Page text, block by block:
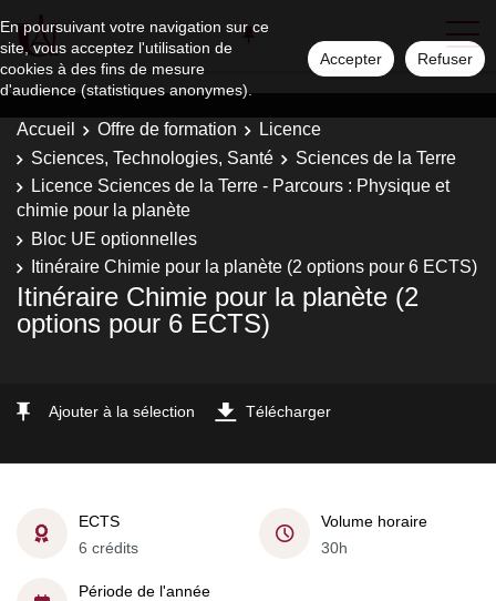
En poursuivant votre navigation sur ce
site, vous acceptez l'utilisation de
cookies à des fins de mesure
d'audience (statistiques anonymes).
Accepter Refuser
Accueil Offre de formation
Licence
Sciences, Technologies, Santé
Sciences de la Terre
Licence Sciences de la Terre - Parcours : Physique et
chimie pour la planète
Bloc UE optionnelles
Itinéraire Chimie pour la planète (2 options pour 6 ECTS)
Itinéraire Chimie pour la planète (2
options pour 6 ECTS)
Ajouter à la sélection Télécharger
ECTS
6 crédits
Volume horaire
30h
Période de l'année